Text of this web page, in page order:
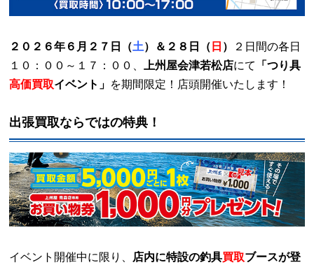
２０２６年６月２７日（土）＆２８ 日（ 日 ）
２日間の各日
１０：００～１７：００、
上州屋会津若松店にて 「つり具
高価買取イベント」 を期間限定！店頭開催いたします！
出張買取ならではの特典！
イベント開催中に限り、 店内に特設の釣具買取ブースが登